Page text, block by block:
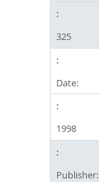
325
Date:
1998
Publisher: